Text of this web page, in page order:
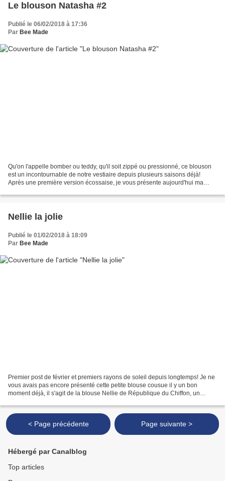
Le blouson Natasha #2
Publié le 06/02/2018 à 17:36
Par Bee Made
Qu'on l'appelle bomber ou teddy, qu'il soit zippé ou pressionné, ce blouson
est un incontournable de notre vestiaire depuis plusieurs saisons déjà!
Après une première version écossaise, je vous présente aujourd'hui ma
Nellie la jolie
Publié le 01/02/2018 à 18:09
Par Bee Made
Premier post de février et premiers rayons de soleil depuis longtemps! Je ne
vous avais pas encore présenté cette petite blouse cousue il y un bon
moment déjà, il s'agit de la blouse Nellie de République du Chiffon, un
< Page précédente Page suivante >
Hébergé par Canalblog
Top articles